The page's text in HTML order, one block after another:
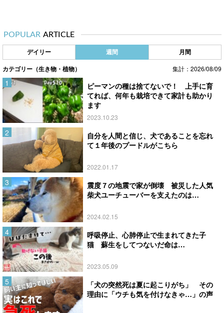
POPULAR ARTICLE
デイリー 週間 月間
カテゴリー（生き物・植物） 集計：2026/08/09
ピーマンの種は捨てないで！ 上手に育
てれば、何年も栽培できて家計も助かり
ます
2023.10.23
自分を人間と信じ、犬であることを忘れ
て１年後のプードルがこちら
2022.01.17
震度７の地震で家が倒壊 被災した人気
柴犬ユーチューバーを支えたのは…
2024.02.15
呼吸停止、心肺停止で生まれてきた子
猫 蘇生をしてつないだ命は…
2023.05.09
「犬の突然死は夏に起こりがち」 その
理由に「ウチも気を付けなきゃ…」の声